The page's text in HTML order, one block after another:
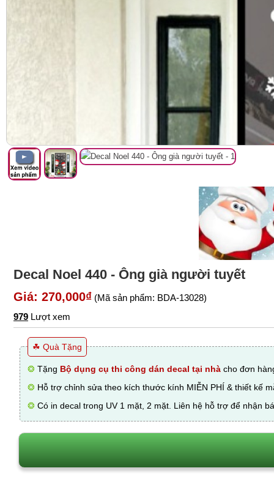
Decal Noel 440 - Ông già người tuyết
Giá: 270,000₫ (Mã sản phẩm: BDA-13028)
979 Lượt xem
☘ Quà Tặng
❂ Tặng Bộ dụng cụ thi công dán decal tại nhà cho đơn
❂ Hỗ trợ chỉnh sửa theo kích thước kính MIỄN PHÍ & thiết kế
❂ Có in decal trong UV 1 mặt, 2 mặt. Liên hệ hỗ trợ để nhận